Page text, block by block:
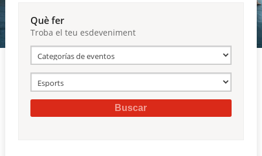
Reserves
Què fer
Troba el teu esdeveniment